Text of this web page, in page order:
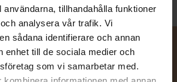
användarna, tillhandahålla funktioner
analysera vår trafik. Vi
sådana identifierare och annan
enhet till de sociala medier och
som vi samarbetar med.